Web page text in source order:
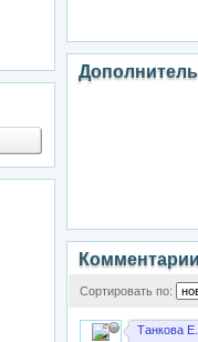
Сортировать по:
Танкова